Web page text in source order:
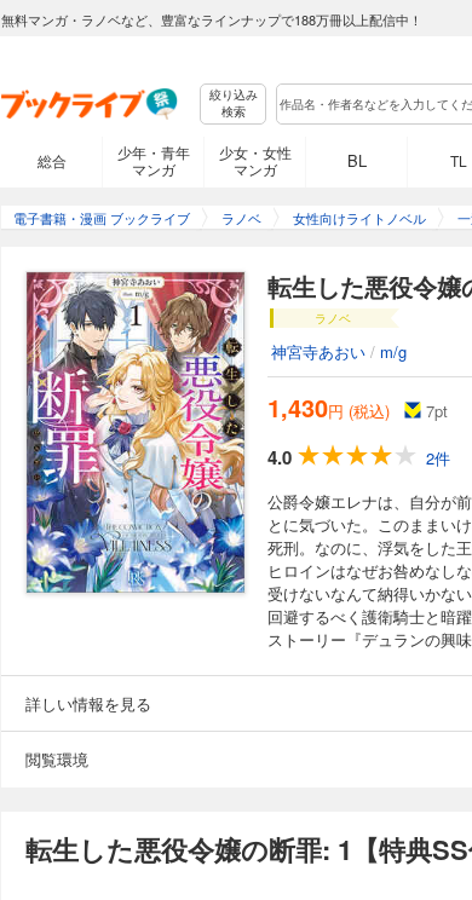
無料マンガ・ラノベなど、豊富なラインナップで188万冊以上配信中！
絞り込み
検索
総合
少年・青年
マンガ
少女・女性
マンガ
BL TL
電子書籍・漫画 ブックライブ ラノベ 女性向けライトノベル
転生した悪役令嬢
ラノベ
神宮寺あおい / m/g
1,430円 (税込) 7pt
4.0
2件
公爵令嬢エレナは、自分が
とに気づいた。このままい
死刑。なのに、浮気をした
ヒロインはなぜお咎めなし
受けないなんて納得いかな
回避するべく護衛騎士と暗
ストーリー『デュランの興味
詳しい情報を見る
閲覧環境
転生した悪役令嬢の断罪: 1【特典